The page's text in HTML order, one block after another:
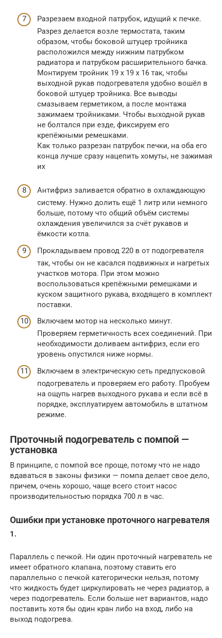
Разрезаем входной патрубок, идущий к печке.
Разрез делается возле термостата, таким
образом, чтобы боковой штуцер тройника
расположился между нижним патрубком
радиатора и патрубком расширительного бачка.
Монтируем тройник 19 х 19 х 16 так, чтобы
выходной рукав подогревателя удобно вошёл в
боковой штуцер тройника. Все выводы
смазываем герметиком, а после монтажа
зажимаем тройниками. Чтобы выходной рукав
не болтался при езде, фиксируем его
крепёжными ремешками.
Как только разрезан патрубок печки, на оба его
конца лучше сразу нацепить хомуты, не зажимая
их
Антифриз заливается обратно в охлаждающую
систему. Нужно долить ещё 1 литр или немного
больше, потому что общий объём системы
охлаждения увеличился за счёт рукавов и
ёмкости котла.
Прокладываем провод 220 в от подогревателя
так, чтобы он не касался подвижных и нагретых
участков мотора. При этом можно
воспользоваться крепёжными ремешками и
куском защитного рукава, входящего в комплект
поставки.
Включаем мотор на несколько минут.
Проверяем герметичность всех соединений. При
необходимости доливаем антифриз, если его
уровень опустился ниже нормы.
Включаем в электрическую сеть предпусковой
подогреватель и проверяем его работу. Пробуем
на ощупь нагрев выходного рукава и если всё в
порядке, эксплуатируем автомобиль в штатном
режиме.
Проточный подогреватель с помпой —
установка
В принципе, с помпой все проще, потому что не надо
вдаваться в законы физики — помпа делает свое дело,
причем, очень хорошо, чаще всего стоит насос
производительностью порядка 700 л в час.
Ошибки при установке проточного нагревателя
1.
Параллель с печкой. Ни один проточный нагреватель не
имеет обратного клапана, поэтому ставить его
параллельно с печкой категорически нельзя, потому
что жидкость будет циркулировать не через радиатор, а
через подогреватель. Если больше нет вариантов, надо
поставить хотя бы один кран либо на вход, либо на
выход подогрева.